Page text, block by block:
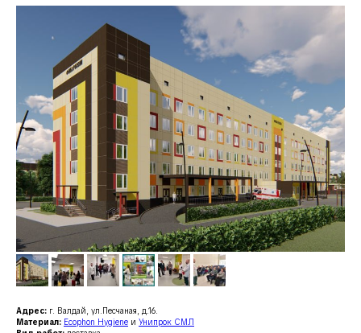
Адрес: г. Валдай, ул.Песчаная, д.16.
Материал: Ecophon Hygiene и Унипрок СМЛ